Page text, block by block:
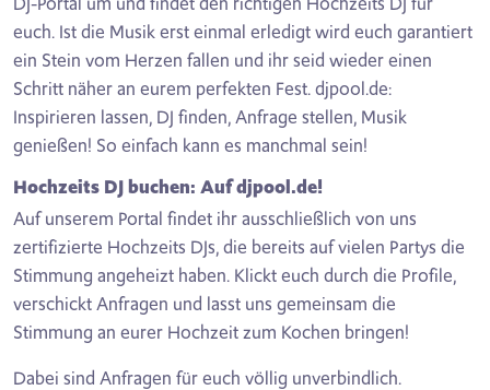
euch. Ist die Musik erst einmal erledigt wird euch garantiert
ein Stein vom Herzen fallen und ihr seid wieder einen
Schritt näher an eurem perfekten Fest. djpool.de:
Inspirieren lassen, DJ finden, Anfrage stellen, Musik
genießen! So einfach kann es manchmal sein!
Hochzeits DJ buchen: Auf djpool.de!
Auf unserem Portal findet ihr ausschließlich von uns
zertifizierte Hochzeits DJs, die bereits auf vielen Partys die
Stimmung angeheizt haben. Klickt euch durch die Profile,
verschickt Anfragen und lasst uns gemeinsam die
Stimmung an eurer Hochzeit zum Kochen bringen!
Dabei sind Anfragen für euch völlig unverbindlich.